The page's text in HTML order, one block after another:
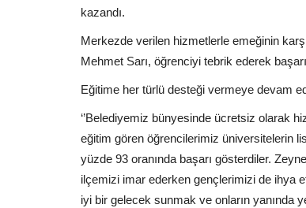
kazandı.
Merkezde verilen hizmetlerle emeğinin
Mehmet Sarı, öğrenciyi tebrik ederek
Eğitime her türlü desteği vermeye devam
‘’Belediyemiz bünyesinde ücretsiz olarak
eğitim gören öğrencilerimiz üniversitelerin
yüzde 93 oranında başarı gösterdiler.
ilçemizi imar ederken gençlerimizi de ihya
iyi bir gelecek sunmak ve onların yanında